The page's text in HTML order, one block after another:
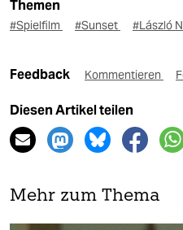
Themen
#Spielfilm #Sunset #László
Feedback Kommentieren
Diesen Artikel teilen
Mehr zum Thema